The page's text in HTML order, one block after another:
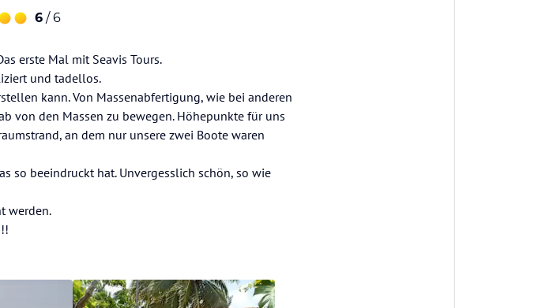
6 / 6
erste Mal mit Seavis Tours.
und tadellos.
kann. Von Massenabfertigung, wie bei anderen
von den Massen zu bewegen. Höhepunkte für uns
an dem nur unsere zwei Boote waren
so beeindruckt hat. Unvergesslich schön, so wie
werden.